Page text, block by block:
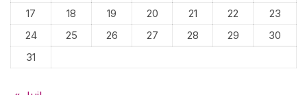
17
18 19 20 21 22
23
24
25 26 27 28 29
30
31